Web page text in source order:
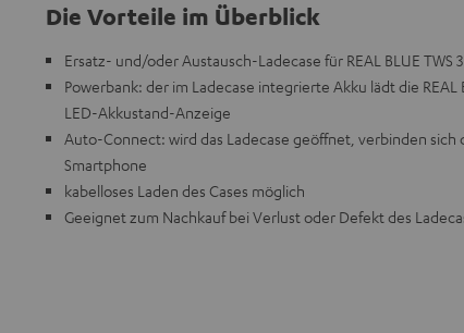
Die Vorteile im Überblick
Ersatz- und/oder Austausch-Ladecase für REAL BLUE TWS 3
Powerbank: der im Ladecase integrierte Akku lädt die
LED-Akkustand-Anzeige
Auto-Connect: wird das Ladecase geöffnet, verbinden
Smartphone
kabelloses Laden des Cases möglich
Geeignet zum Nachkauf bei Verlust oder Defekt des